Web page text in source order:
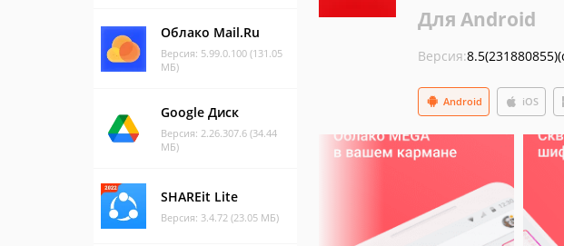
Облако Mail.Ru
Версия: 5.99.0.100 (131.05
МБ)
Google Диск
Версия: 2.26.307.6 (34.44
МБ)
SHAREit Lite
Версия: 3.4.72 (23.05 МБ)
Для Android
Версия:
Android iOS